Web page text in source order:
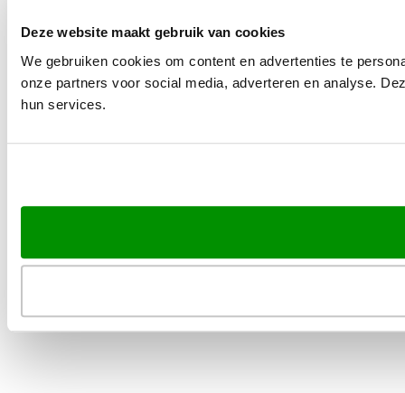
Deze website maakt gebruik van cookies
We gebruiken cookies om content en advertenties te
onze partners voor social media, adverteren en analyse.
hun services.